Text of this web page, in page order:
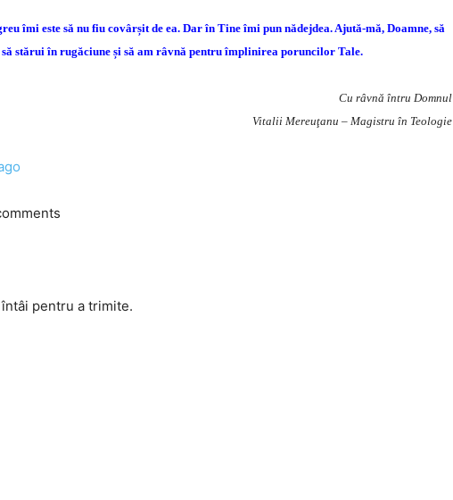
îmi este să nu fiu covârșit de ea. Dar în Tine îmi pun nădejdea. Ajută-mă, Doamne, să
să stărui în rugăciune și să am râvnă pentru împlinirea poruncilor Tale.
Cu râvnă întru Domnul
Vitalii Mereuţanu – Magistru în Teologie
întâi pentru a trimite.